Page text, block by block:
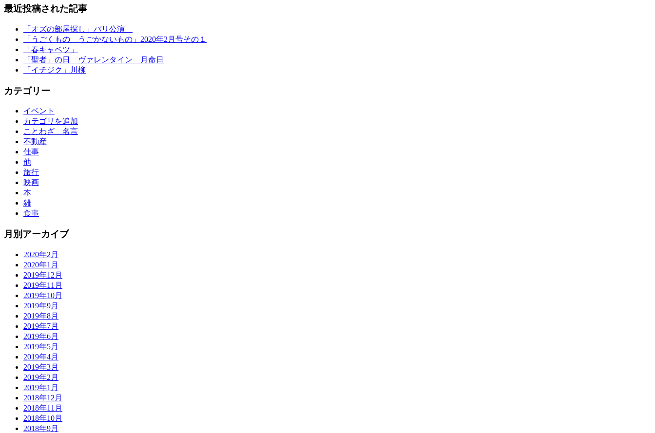
最近投稿された記事
「オズの部屋探し」パリ公演
「うごくもの うごかないもの」2020年2月号その１
「春キャベツ」
「聖者」の日 ヴァレンタイン 月命日
「イチジク」川柳
カテゴリー
イベント
カテゴリを追加
ことわざ 名言
不動産
仕事
他
旅行
映画
本
雑
食事
月別アーカイブ
2020年2月
2020年1月
2019年12月
2019年11月
2019年10月
2019年9月
2019年8月
2019年7月
2019年6月
2019年5月
2019年4月
2019年3月
2019年2月
2019年1月
2018年12月
2018年11月
2018年10月
2018年9月